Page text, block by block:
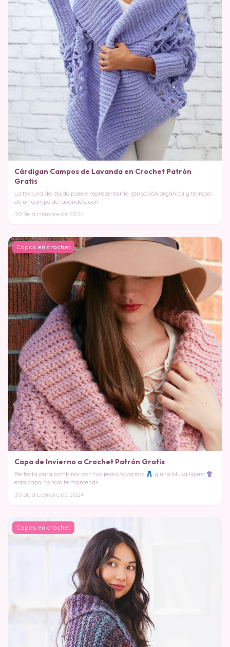
Cárdigan Campos de Lavanda en Crochet Patrón
Gratis
La textura del tejido puede representar la sensación orgánica y terrosa
de un campo de lavandas, con
30 de diciembre de 2024
Capas en crochet
Capa de Invierno a Crochet Patrón Gratis
Perfecta para combinar con tus jeans favoritos y una blusa ligera
,
esta capa no solo te mantendr
30 de diciembre de 2024
Capas en crochet